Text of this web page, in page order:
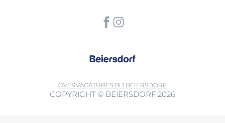
OVERVACATURES BIJ BEIERSDORF
COPYRIGHT © BEIERSDORF 2026